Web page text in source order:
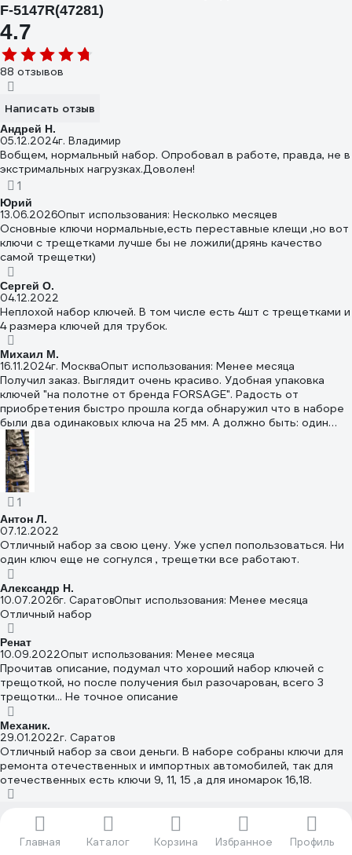
Главная Каталог Корзина Избранное Профиль
F-5147R(47281)
4.7
88 отзывов
Написать отзыв
Андрей Н.
05.12.2024г. Владимир
Вобщем, нормальный набор. Опробовал в работе, правда, не в
экстримальных нагрузках.Доволен!
1
Юрий
13.06.2026Опыт использования: Несколько месяцев
Основные ключи нормальные,есть переставные клещи ,но вот
ключи с трещетками лучше бы не ложили(дрянь качество
самой трещетки)
Сергей О.
04.12.2022
Неплохой набор ключей. В том числе есть 4шт с трещетками и
4 размера ключей для трубок.
Михаил М.
16.11.2024г. МоскваОпыт использования: Менее месяца
Получил заказ. Выглядит очень красиво. Удобная упаковка
ключей "на полотне от бренда FORSAGE". Радость от
приобретения быстро прошла когда обнаружил что в наборе
были два одинаковых ключа на 25 мм. А должно быть: один
ключ на 25 мм, а другой на 26 мм. Остальные ключи
соответствуют маркировке на полотне. Вот уж никак не
ожидал такого подвоха. Задал вопрос магазину, что будем
делать в этом случае. Посмотрим что ответит магазин.
Ставлю две звезды. Будет нормальное решение вопроса,
напишу тут ответ. Фото прилагаю.
1
Антон Л.
07.12.2022
Отличный набор за свою цену. Уже успел попользоваться. Ни
один ключ еще не согнулся , трещетки все работают.
Александр Н.
10.07.2026г. СаратовОпыт использования: Менее месяца
Отличный набор
Ренат
10.09.2022Опыт использования: Менее месяца
Прочитав описание, подумал что хороший набор ключей с
трещоткой, но после получения был разочарован, всего 3
трещотки... Не точное описание
Механик.
29.01.2022г. Саратов
Отличный набор за свои деньги. В наборе собраны ключи для
ремонта отечественных и импортных автомобилей, так для
отечественных есть ключи 9, 11, 15 ,а для иномарок 16,18.